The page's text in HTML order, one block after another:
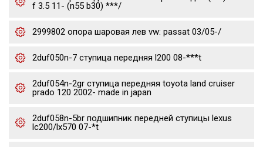
f 3.5 11- (n55 b30) ***/
2999802 опора шаровая лев vw: passat 03/05-/
2duf050n-7 ступица передняя l200 08-***t
2duf054n-2gr ступица передняя toyota land cruiser
prado 120 2002- made in japan
2duf058n-5br подшипник передней ступицы lexus
lc200/lx570 07-*t